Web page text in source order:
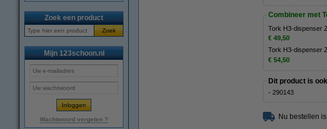
Zoek een product
Zoek
Mijn 123schoon.nl
Wachtwoord vergeten ?
Combineer met
Tork H3-dispenser
€ 49,50
Tork H3-dispenser
€ 54,50
Dit product is
- 290143
Nu bestellen